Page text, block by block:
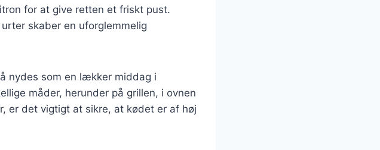
for at give retten et friskt pust.
skaber en uforglemmelig
nydes som en lækker middag i
måder, herunder på grillen, i ovnen
er det vigtigt at sikre, at kødet er af høj